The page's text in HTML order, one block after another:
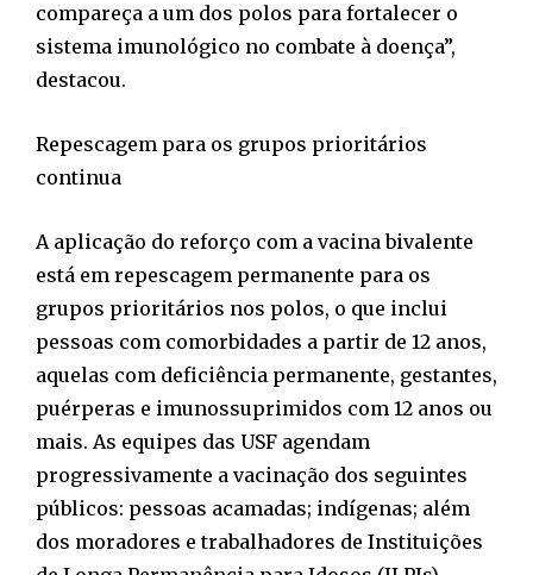
compareça a um dos polos para fortalecer o
sistema imunológico no combate à doença”,
destacou.
Repescagem para os grupos prioritários
continua
A aplicação do reforço com a vacina bivalente
está em repescagem permanente para os
grupos prioritários nos polos, o que inclui
pessoas com comorbidades a partir de 12 anos,
aquelas com deficiência permanente, gestantes,
puérperas e imunossuprimidos com 12 anos ou
mais. As equipes das USF agendam
progressivamente a vacinação dos seguintes
públicos: pessoas acamadas; indígenas; além
dos moradores e trabalhadores de Instituições